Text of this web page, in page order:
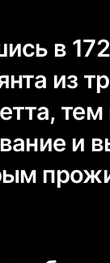
в
из
и